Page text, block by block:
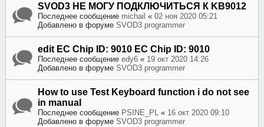
SVOD3 НЕ МОГУ ПОДКЛЮЧИТЬСЯ К KB9012
Последнее сообщение michail « 02 ноя 2020 05:21
Добавлено в форуме SVOD3 programmer
edit EC Chip ID: 9010 EC Chip ID: 9010
Последнее сообщение edy6 « 19 окт 2020 14:26
Добавлено в форуме SVOD3 programmer
How to use Test Keyboard function i do not see
in manual
Последнее сообщение PSINE_PL « 16 окт 2020 09:10
Добавлено в форуме SVOD3 programmer